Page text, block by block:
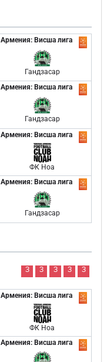
Армения: Висша лига
Гандзасар
Армения: Висша лига
Гандзасар
Армения: Висша лига
ФК Ноа
Армения: Висша лига
Гандзасар
З З З З З
Армения: Висша лига
ФК Ноа
Армения: Висша лига